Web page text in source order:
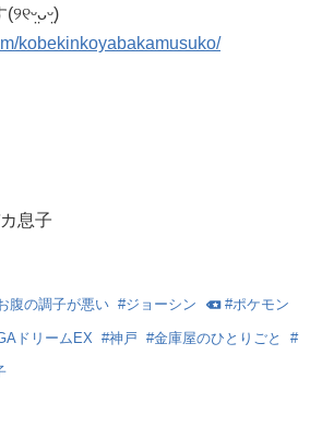
kobekinkoyabakamusuko/
息子
腹の調子が悪い #ジョーシン #ポケモン
ドリームEX #神戸 #金庫屋のひとりごと #